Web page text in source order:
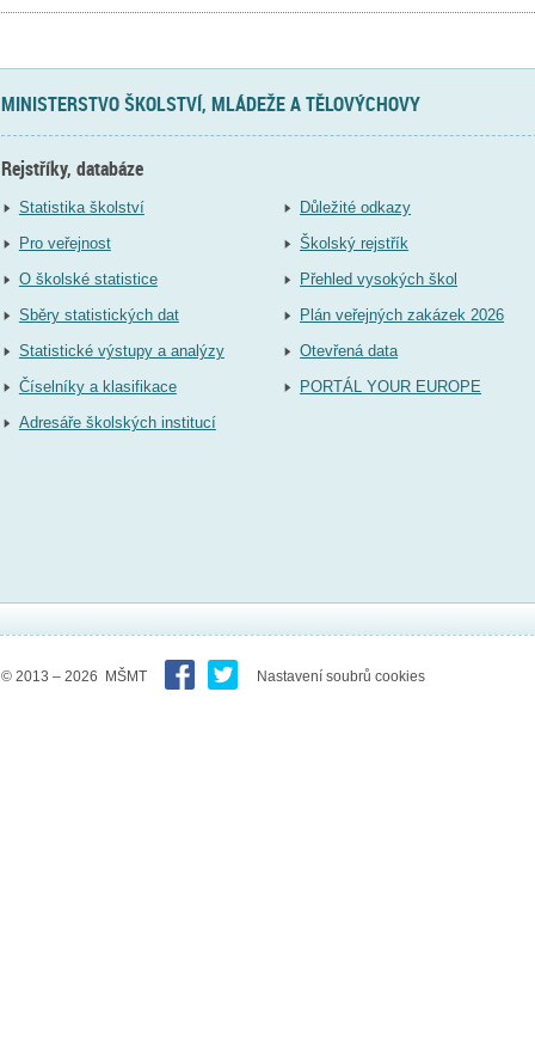
MINISTERSTVO ŠKOLSTVÍ, MLÁDEŽE A TĚLOVÝCHOVY
Rejstříky, databáze
Statistika školství
Pro veřejnost
O školské statistice
Sběry statistických dat
Statistické výstupy a analýzy
Číselníky a klasifikace
Adresáře školských institucí
Důležité odkazy
Školský rejstřík
Přehled vysokých škol
Plán veřejných zakázek 2026
Otevřená data
PORTÁL YOUR EUROPE
© 2013 – 2026 MŠMT Nastavení soubrů cookies